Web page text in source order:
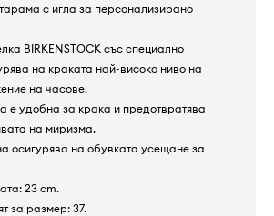
с игла за персонализирано
BIRKENSTOCK със специално
на краката най-високо ниво на
на часове.
е удобна за крака и предотвратява
на миризма.
осигурява на обувката усещане за
23 cm.
за размер: 37.